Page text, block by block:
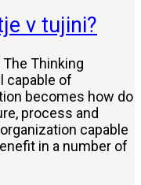
v tujini?
Thinking
capable of
becomes how do
process and
capable
in a number of